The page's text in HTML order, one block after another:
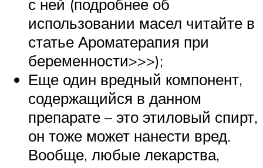
с ней (подробнее об
использовании масел читайте в
статье Ароматерапия при
беременности>>>);
Еще один вредный компонент,
содержащийся в данном
препарате – это этиловый спирт,
он тоже может нанести вред.
Вообще, любые лекарства,